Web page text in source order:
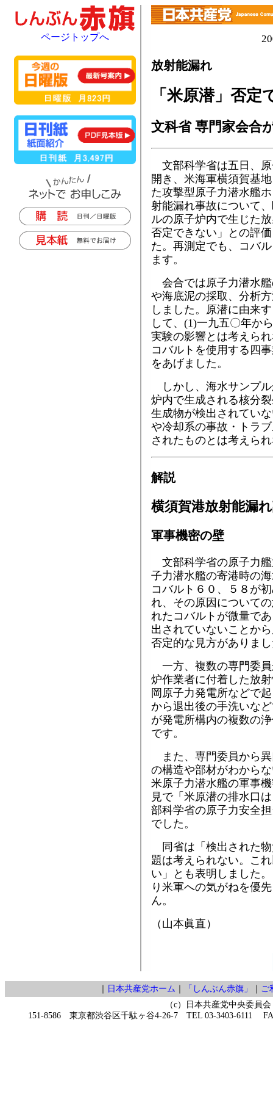
放射能漏れ
「米原潜」否定
文科省 専門家会合
文部科学省は五日、
開き、米海軍横須賀基
た攻撃型原子力潜水艦
射能漏れ事故について
ルの原子炉内で生じた
否定できない」との評
た。再測定でも、コバ
ます。
会合では原子力潜水
や海底泥の採取、分析
しました。原潜に由来
して、(1)一九五〇年か
実験の影響とは考えら
コバルトを使用する四
をあげました。
しかし、海水サンプ
炉内で生成される核分
生成物が検出されてい
や冷却系の事故・トラ
されたものとは考えら
解説
横須賀港放射能漏
軍事機密の壁
文部科学省の原子力
子力潜水艦の寄港時の
コバルト６０、５８が
れ、その原因について
れたコバルトが微量で
出されていないことか
否定的な見方がありま
一方、複数の専門委
炉作業者に付着した放
岡原子力発電所などで
から退出後の手洗いな
が発電所構内の複数の
です。
また、専門委員から
の構造や部材がわから
米原子力潜水艦の軍事
見で「米原潜の排水口
部科学省の原子力安全
でした。
同省は「検出された
題は考えられない。こ
い」とも表明しました
り米軍への気がねを優
ん。
（山本眞直）
ページトップへ
｜ 日本共産党ホーム ｜ 「しんぶん赤旗」 ｜ ご
（c）日本共産党中央委員会
151-8586 東京都渋谷区千駄ヶ谷4-26-7 TEL 03-3403-6111